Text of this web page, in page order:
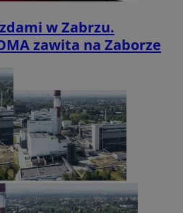
w Zabrzu.
zawita na Zaborze